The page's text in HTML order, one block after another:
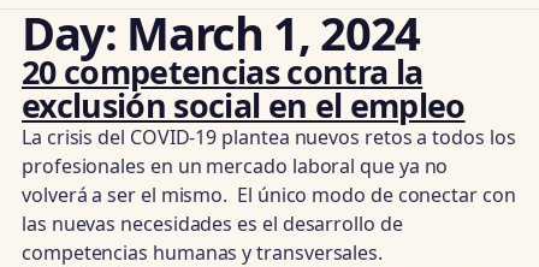
Day: March 1, 2024
20 competencias contra la
exclusión social en el empleo
La crisis del COVID-19 plantea nuevos retos a todos los
profesionales en un mercado laboral que ya no
volverá a ser el mismo. El único modo de conectar con
las nuevas necesidades es el desarrollo de
competencias humanas y transversales.